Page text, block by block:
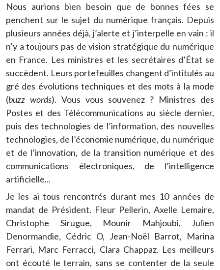
Nous aurions bien besoin que de bonnes fées se
penchent sur le sujet du numérique français. Depuis
plusieurs années déjà, j’alerte et j’interpelle en vain : il
n’y a toujours pas de vision stratégique du numérique
en France. Les ministres et les secrétaires d’État se
succèdent. Leurs portefeuilles changent d’intitulés au
gré des évolutions techniques et des mots à la mode
(buzz words). Vous vous souvenez ? Ministres des
Postes et des Télécommunications au siècle dernier,
puis des technologies de l’information, des nouvelles
technologies, de l’économie numérique, du numérique
et de l’innovation, de la transition numérique et des
communications électroniques, de l’intelligence
artificielle...
Je les ai tous rencontrés durant mes 10 années de
mandat de Président. Fleur Pellerin, Axelle Lemaire,
Christophe Sirugue, Mounir Mahjoubi, Julien
Denormandie, Cédric O, Jean-Noël Barrot, Marina
Ferrari, Marc Ferracci, Clara Chappaz. Les meilleurs
ont écouté le terrain, sans se contenter de la seule